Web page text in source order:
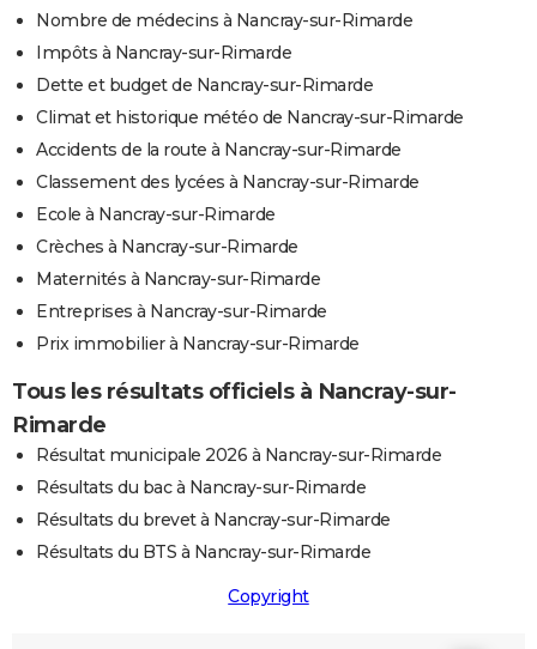
Nombre de médecins à Nancray-sur-Rimarde
Impôts à Nancray-sur-Rimarde
Dette et budget de Nancray-sur-Rimarde
Climat et historique météo de Nancray-sur-Rimarde
Accidents de la route à Nancray-sur-Rimarde
Classement des lycées à Nancray-sur-Rimarde
Ecole à Nancray-sur-Rimarde
Crèches à Nancray-sur-Rimarde
Maternités à Nancray-sur-Rimarde
Entreprises à Nancray-sur-Rimarde
Prix immobilier à Nancray-sur-Rimarde
Tous les résultats officiels à Nancray-sur-
Rimarde
Résultat municipale 2026 à Nancray-sur-Rimarde
Résultats du bac à Nancray-sur-Rimarde
Résultats du brevet à Nancray-sur-Rimarde
Résultats du BTS à Nancray-sur-Rimarde
Copyright